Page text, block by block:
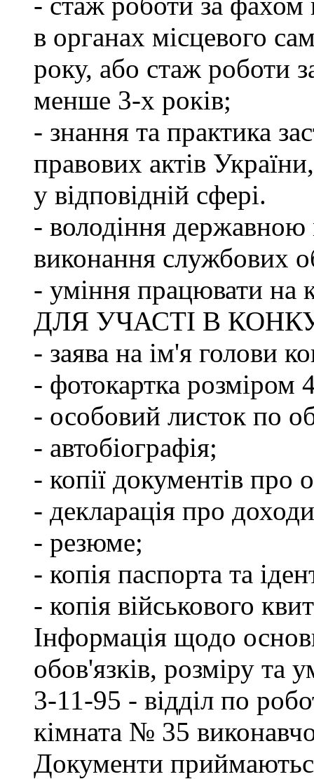
в органах місцевого
року, або стаж роботи
менше 3-х років;
- знання та практика
правових актів
у відповідній сфері.
- володіння державною
виконання службових
- уміння працювати на
ДЛЯ УЧАСТІ В
- заява на ім'я голови
- фотокартка розміром
- особовий листок по
- автобіографія;
- копії документів про
- декларація про
- резюме;
- копія паспорта та
- копія військового
Інформація щодо
обов'язків, розміру та
3-11-95 - відділ по
кімната № 35
Документи